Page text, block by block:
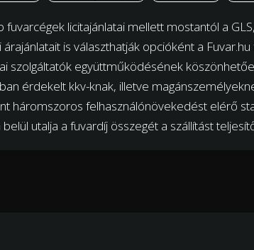
fuvarcégek licitajánlatai mellett mostantól a
árajánlatait is választhatják opcióként a
szolgáltatók együttműködésének
érdekelt kkv-knak, illetve
háromszoros felhasználónövekedést elérő
utalja a fuvardíj összegét a szállítást